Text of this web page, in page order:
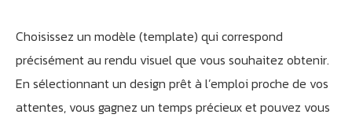
Choisissez un modèle (template) qui correspond
précisément au rendu visuel que vous souhaitez obtenir.
En sélectionnant un design prêt à l’emploi proche de vos
attentes, vous gagnez un temps précieux et pouvez vous